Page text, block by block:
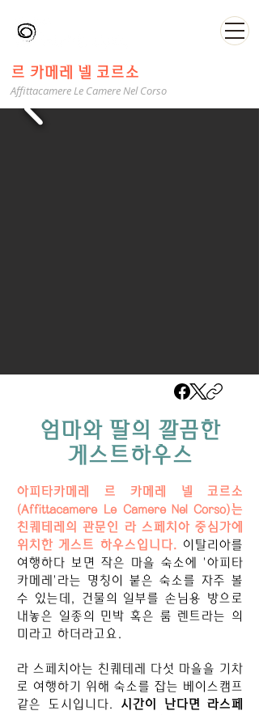
르 카메레 넬 코르소
Affittacamere Le Camere Nel Corso
​엄마와 딸의 깔끔한
게스트하우스
아피타카메레 르 카메레 넬 코르소
(Affittacamere Le Camere Nel Corso)는
친퀘테레의 관문인 라 스페치아 중심가에
위치한 게스트 하우스입니다. 이탈리아를
여행하다 보면 작은 마을 숙소에 '아피타
카메레'라는 명칭이 붙은 숙소를 자주 볼
수 있는데, 건물의 일부를 손님용 방으로
내놓은 일종의 민박 혹은 룸 렌트라는 의
미라고 하더라고요.
라 스페치아는 친퀘테레 다섯 마을을 기차
로 여행하기 위해 숙소를 잡는 베이스캠프
같은 도시입니다.
시간이 난다면 라스페